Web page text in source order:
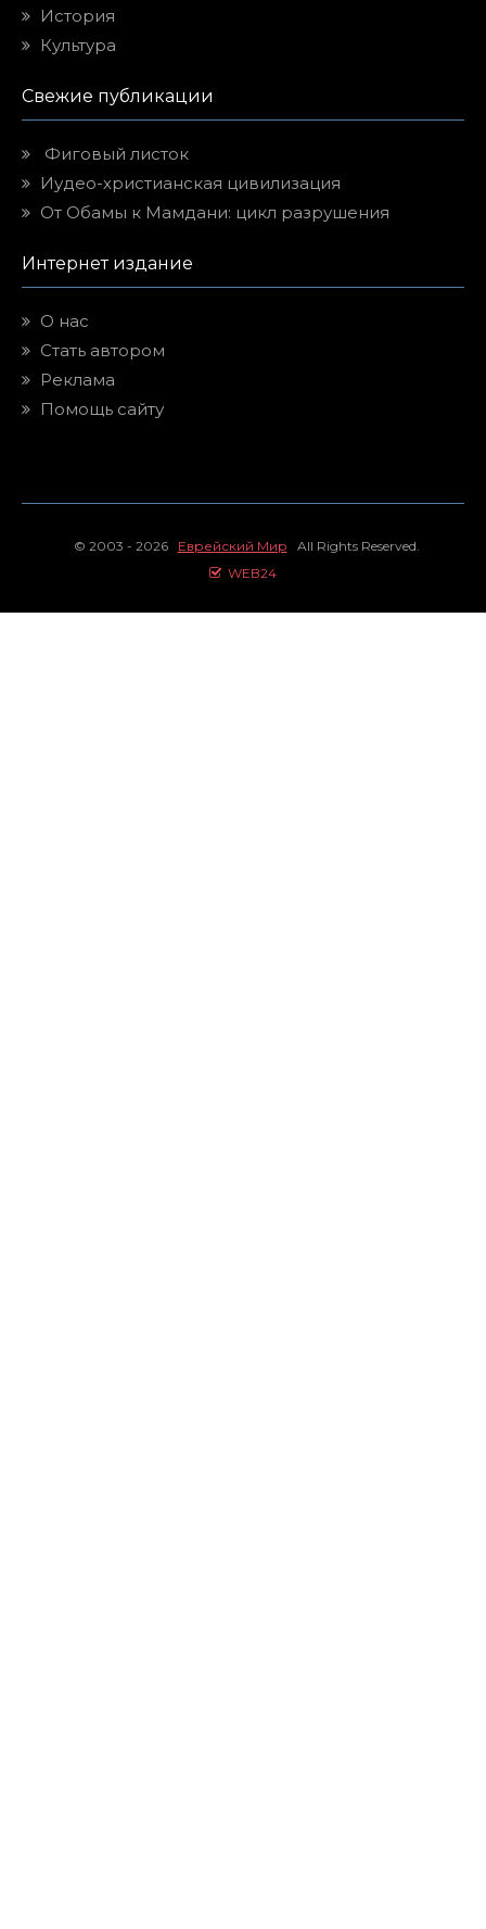
История
Культура
Свежие публикации
Фиговый листок
Иудео-христианская цивилизация
От Обамы к Мамдани: цикл разрушения
Интернет издание
О нас
Стать автором
Реклама
Помощь сайту
© 2003 - 2026 Еврейский Мир All Rights Reserved.
WEB24